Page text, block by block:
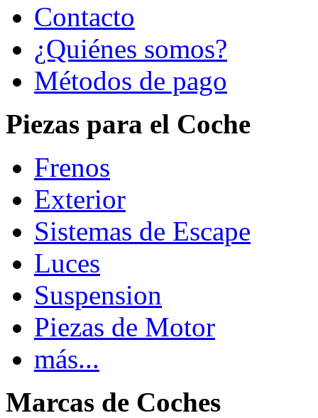
Contacto
¿Quiénes somos?
Métodos de pago
Piezas para el Coche
Frenos
Exterior
Sistemas de Escape
Luces
Suspension
Piezas de Motor
más...
Marcas de Coches